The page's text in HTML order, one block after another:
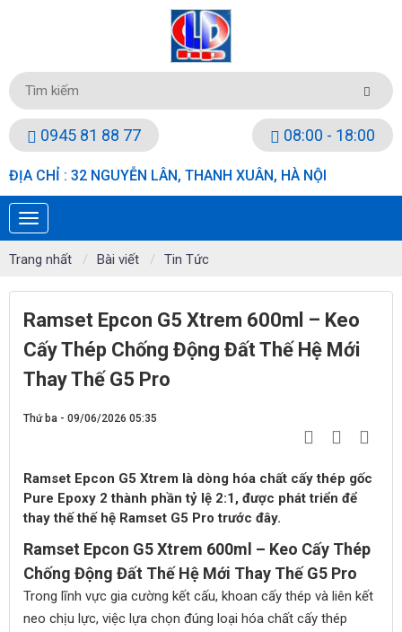
0945 81 88 77 08:00 - 18:00
ĐỊA CHỈ : 32 NGUYỄN LÂN, THANH XUÂN, HÀ NỘI
Trang nhất Bài viết Tin Tức
Ramset Epcon G5 Xtrem 600ml – Keo
Cấy Thép Chống Động Đất Thế Hệ Mới
Thay Thế G5 Pro
Thứ ba - 09/06/2026 05:35
Ramset Epcon G5 Xtrem là dòng hóa chất cấy thép gốc
Pure Epoxy 2 thành phần tỷ lệ 2:1, được phát triển để
thay thế thế hệ Ramset G5 Pro trước đây.
Ramset Epcon G5 Xtrem 600ml – Keo Cấy Thép
Chống Động Đất Thế Hệ Mới Thay Thế G5 Pro
Trong lĩnh vực gia cường kết cấu, khoan cấy thép và liên kết
neo chịu lực, việc lựa chọn đúng loại hóa chất cấy thép